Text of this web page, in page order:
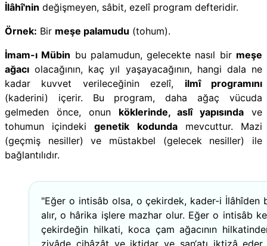
İlâhî'nin değişmeyen, sâbit, ezelî program defteridir.
Örnek: Bir meşe palamudu (tohum).
İmam-ı Mübin bu palamudun, gelecekte nasıl bir meşe
ağacı olacağının, kaç yıl yaşayacağının, hangi dala ne
kadar kuvvet verileceğinin ezelî, ilmî programını
(kaderini) içerir. Bu program, daha ağaç vücuda
gelmeden önce, onun köklerinde, aslî yapısında ve
tohumun içindekigenetik kodundamevcuttur. Mazi
(geçmiş nesiller) ve müstakbel (gelecek nesiller) ile
bağlantılıdır.
"Eğer o intisâb olsa, o çekirdek, kader-i İlâhîden
alır, o hârika işlere mazhar olur. Eğer o intisâb
çekirdeğin hilkati, koca çam ağacının
ziyâde cihâzât ve iktidar ve san‘atı iktizâ